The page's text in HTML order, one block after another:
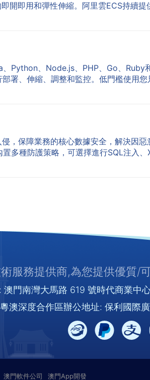
開即用和彈性伸縮。阿里雲ECS持續提
Python、Node.js、PHP、Go、Ruby
署、伸縮、調整和監控。低門檻使用
，保障業務的核心數據安全，解決因惡
多種防護策略，可選擇進行SQL注入、
服務提供商,為您提供優質/
澳門南灣大馬路 619 號時代商業中
澳深度合作區辦公地址: 保利國際
澳門軟件公司 澳門App開發